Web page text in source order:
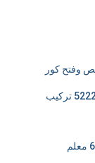
فني تركيب شتر يدوي وكهربائي الكويت 52227343 تركيب
فني تركيب باركيه سيراميك الكويت 66447375 معلم